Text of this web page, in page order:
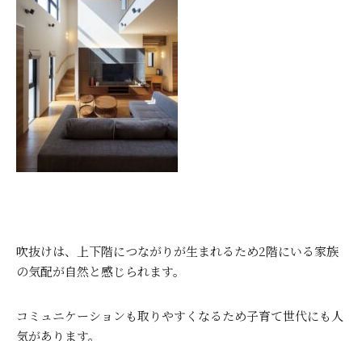
吹抜けは、上下階につながりが生まれるため2階にいる家族
の気配が自然と感じられます。
コミュニケーションも取りやすくなるため子育て世代にも人
気があります。